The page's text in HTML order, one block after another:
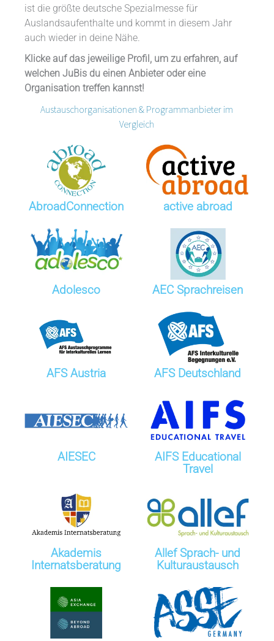
ist die größte deutsche Spezialmesse für
Auslandsaufenthalte und kommt in diesem Jahr
auch wieder in deine Nähe.
Klicke auf das jeweilige Profil, um zu erfahren, auf
welchen JuBis du einen Anbieter oder eine
Organisation treffen kannst!
Austauschorganisationen & Programmanbieter im
Vergleich
AbroadConnection active abroad
Adolesco AEC Sprachreisen
AFS Austria AFS Deutschland
AIESEC
AIFS Educational
Travel
Akademis
Internatsberatung
Allef Sprach- und
Kulturaustausch